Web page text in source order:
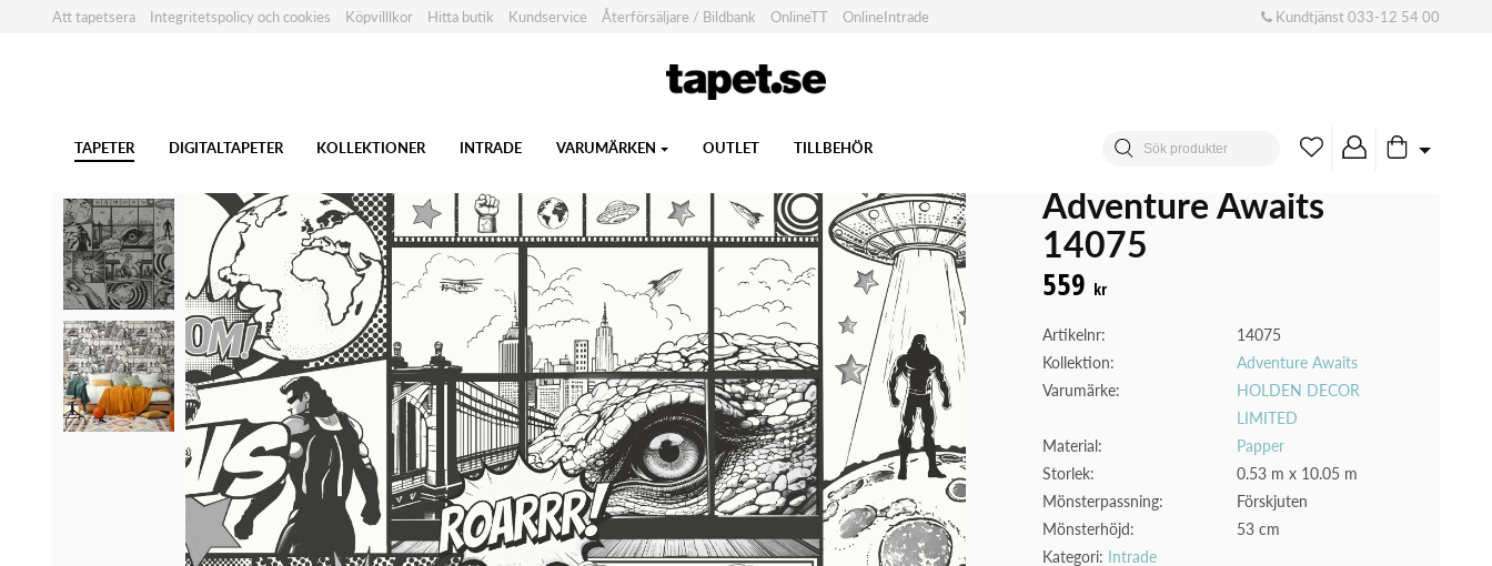
Att tapetsera Integritetspolicy och cookies Köpvilllkor Hitta butik Kundservice Återförsäljare / Bildbank OnlineTT OnlineIntrade Kundtjänst033-12 54 00
TAPETER DIGITALTAPETER KOLLEKTIONER INTRADE VARUMÄRKEN OUTLET TILLBEHÖR
Adventure Awaits
14075
559 kr
Artikelnr:
14075
Kollektion:
Adventure Awaits
Varumärke:
HOLDEN DECOR
LIMITED
Material:
Papper
Storlek:
0.53 m x 10.05 m
Mönsterpassning:
Förskjuten
Mönsterhöjd:
53 cm
Kategori: Intrade